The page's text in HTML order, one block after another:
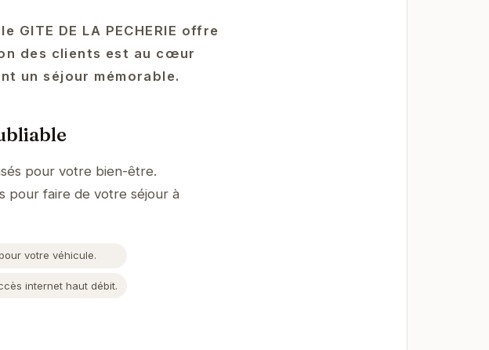
DE LA PECHERIE offre
des clients est au cœur
un séjour mémorable.
pour votre bien-être.
pour faire de votre séjour à
votre véhicule.
internet haut débit.